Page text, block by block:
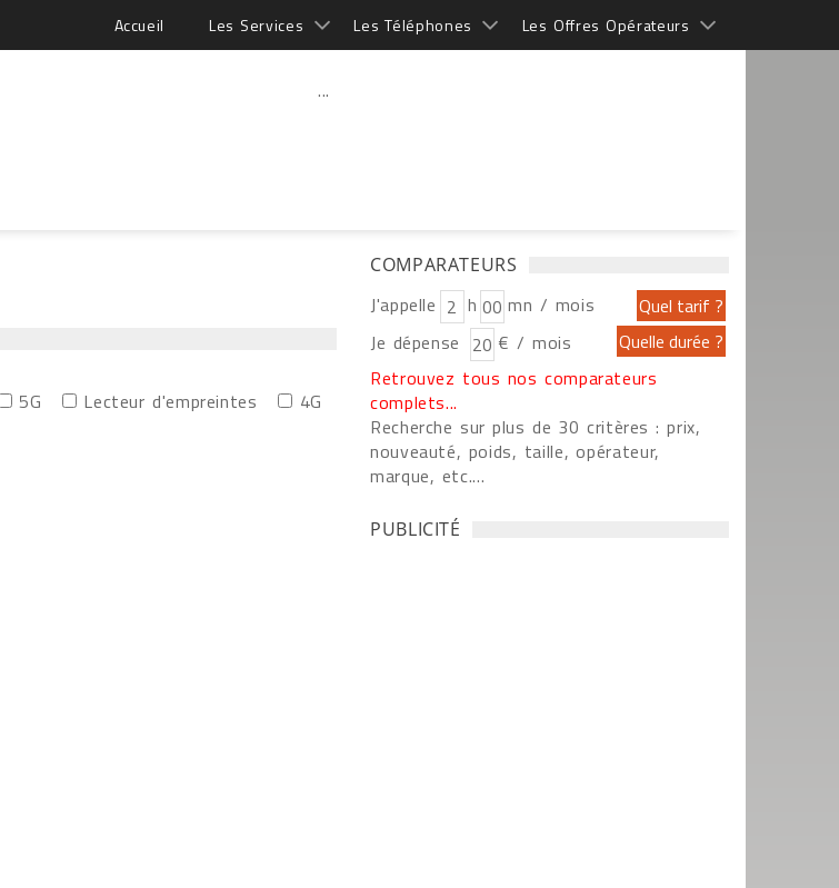
Accueil Les Services Les Téléphones Les Offres Opérateurs
...
5G Lecteur d'empreintes 4G
COMPARATEURS
J'appelle h
mn / mois
Je dépense
€ / mois
Retrouvez tous nos comparateurs
complets...
Recherche sur plus de 30 critères : prix,
nouveauté, poids, taille, opérateur,
marque, etc....
PUBLICITÉ